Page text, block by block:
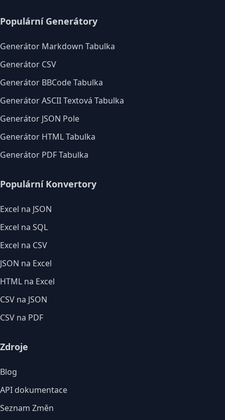
Populární Generátory
Generátor Markdown Tabulka
Generátor CSV
Generátor BBCode Tabulka
Generátor ASCII Textová Tabulka
Generátor JSON Pole
Generátor HTML Tabulka
Generátor PDF Tabulka
Populární Konvertory
Excel na JSON
Excel na SQL
Excel na CSV
JSON na Excel
HTML na Excel
CSV na JSON
CSV na PDF
Zdroje
Blog
API dokumentace
Seznam Změn